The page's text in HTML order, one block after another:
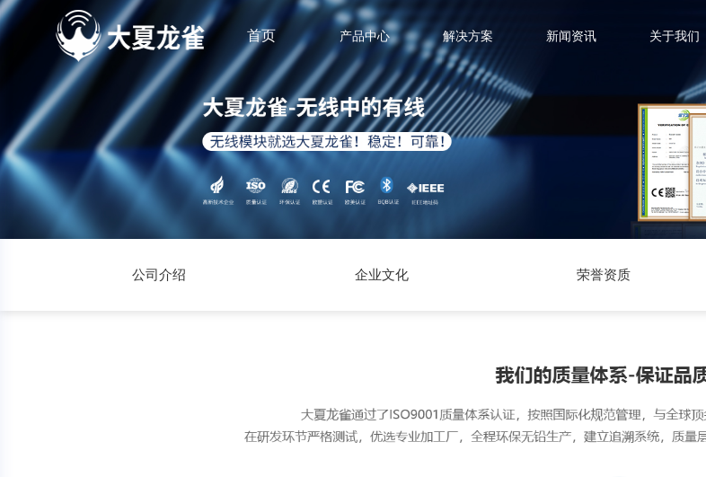
首页 产品中心 解决方案 新闻资讯 关于我们
公司介绍 企业文化 荣誉资质